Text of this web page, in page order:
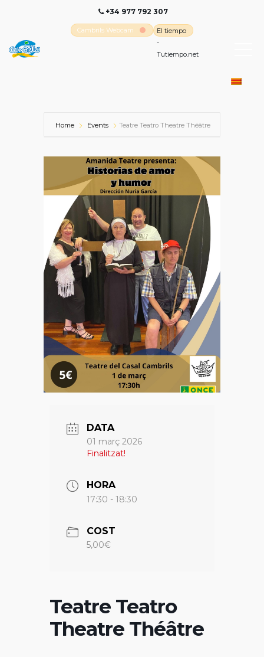
+34 977 792 307
Cambrils Webcam
El tiempo
-
Tutiempo.net
Home Events Teatre Teatro Theatre Théâtre
DATA
01 març 2026
Finalitzat!
HORA
17:30 - 18:30
COST
5,00€
Teatre Teatro
Theatre Théâtre